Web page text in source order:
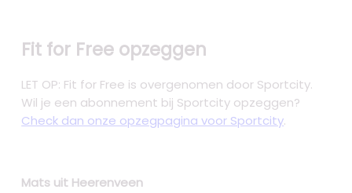
Fit for Free opzeggen
LET OP: Fit for Free is overgenomen door Sportcity.
Wil je een abonnement bij Sportcity opzeggen?
Check dan onze opzegpagina voor Sportcity.
Mats uit Heerenveen